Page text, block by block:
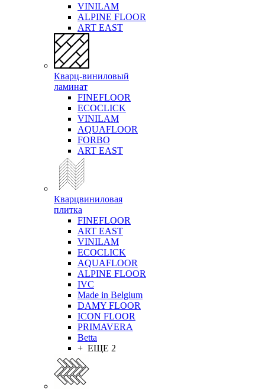
VINILAM
ALPINE FLOOR
ART EAST
Кварц-виниловый
ламинат
FINEFLOOR
ECOCLICK
VINILAM
AQUAFLOOR
FORBO
ART EAST
Кварцвиниловая
плитка
FINEFLOOR
ART EAST
VINILAM
ECOCLICK
AQUAFLOOR
ALPINE FLOOR
IVC
Made in Belgium
DAMY FLOOR
ICON FLOOR
PRIMAVERA
Betta
+ ЕЩЕ 2